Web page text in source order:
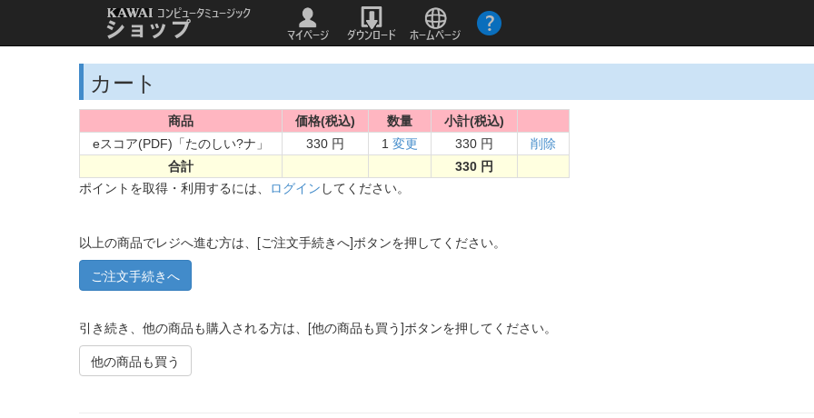
カート
商品 価格(税込) 数量
小計(税込)
eスコア(PDF)「たのしい?ナ」
330 円 1 変更 330 円
削除
合計
330 円
ポイントを取得・利用するには、 ログイン してください。
以上の商品でレジへ進む方は、[ご注文手続きへ]ボタンを押してください。
引き続き、他の商品も購入される方は、[他の商品も買う]ボタンを押してください。
他の商品も買う